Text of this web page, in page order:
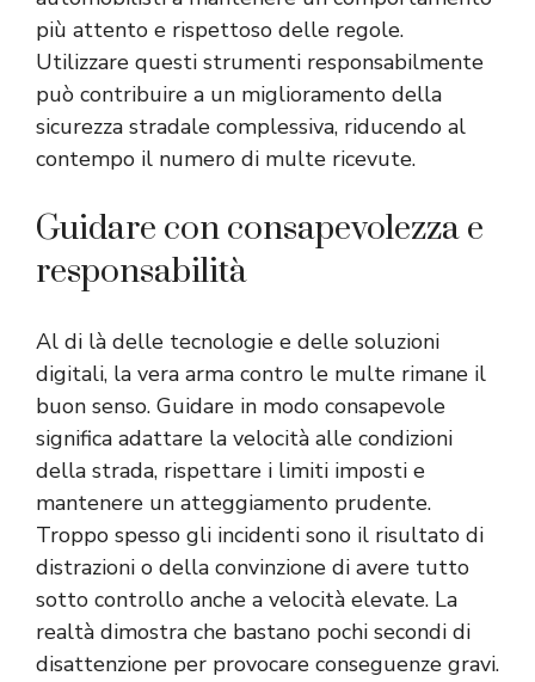
più attento e rispettoso delle regole.
Utilizzare questi strumenti responsabilmente
può contribuire a un miglioramento della
sicurezza stradale complessiva, riducendo al
contempo il numero di multe ricevute.
Guidare con consapevolezza e
responsabilità
Al di là delle tecnologie e delle soluzioni
digitali, la vera arma contro le multe rimane il
buon senso. Guidare in modo consapevole
significa adattare la velocità alle condizioni
della strada, rispettare i limiti imposti e
mantenere un atteggiamento prudente.
Troppo spesso gli incidenti sono il risultato di
distrazioni o della convinzione di avere tutto
sotto controllo anche a velocità elevate. La
realtà dimostra che bastano pochi secondi di
disattenzione per provocare conseguenze gravi.